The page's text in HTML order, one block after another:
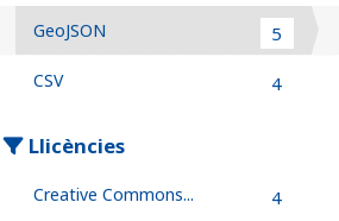
GeoJSON 5
CSV 4
Llicències
Creative Commons... 4